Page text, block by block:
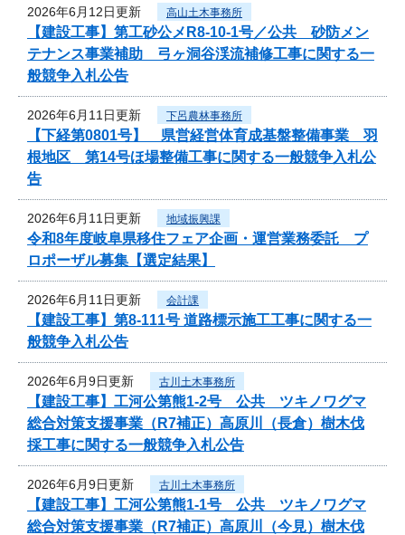
2026年6月12日更新 高山土木事務所
【建設工事】第工砂公メR8-10-1号／公共 砂防メン
テナンス事業補助 弓ヶ洞谷渓流補修工事に関する一
般競争入札公告
2026年6月11日更新 下呂農林事務所
【下経第0801号】 県営経営体育成基盤整備事業 羽
根地区 第14号ほ場整備工事に関する一般競争入札公
告
2026年6月11日更新 地域振興課
令和8年度岐阜県移住フェア企画・運営業務委託 プ
ロポーザル募集【選定結果】
2026年6月11日更新 会計課
【建設工事】第8-111号 道路標示施工工事に関する一
般競争入札公告
2026年6月9日更新 古川土木事務所
【建設工事】工河公第熊1-2号 公共 ツキノワグマ
総合対策支援事業（R7補正）高原川（長倉）樹木伐
採工事に関する一般競争入札公告
2026年6月9日更新 古川土木事務所
【建設工事】工河公第熊1-1号 公共 ツキノワグマ
総合対策支援事業（R7補正）高原川（今見）樹木伐